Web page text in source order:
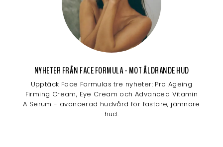
NYHETER FRÅN FACE FORMULA - MOT ÅLDRANDE HUD
Upptäck Face Formulas tre nyheter: Pro Ageing
Firming Cream, Eye Cream och Advanced Vitamin
A Serum - avancerad hudvård för fastare, jämnare
hud.